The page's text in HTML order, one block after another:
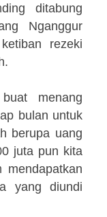
ditabung
Nganggur
rezeki
menang
bulan untuk
berupa uang
juta pun kita
mendapatkan
yang diundi